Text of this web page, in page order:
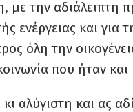
με την αδιάλειπτη
ενέργειας και για
όλη την
που ήταν
αλύγιστη και ας